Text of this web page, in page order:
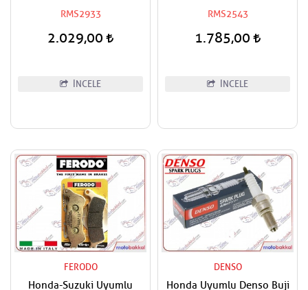
RMS2933
2.029,00
İNCELE
RMS2543
1.785,00
İNCELE
FERODO
Honda-Suzuki Uyumlu
DENSO
Honda Uyumlu Denso Buji